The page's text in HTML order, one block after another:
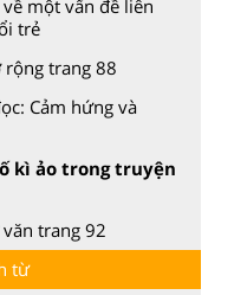
một vấn đề liên
trẻ
rộng trang 88
Cảm hứng và
kì ảo trong truyện
trang 92
từ